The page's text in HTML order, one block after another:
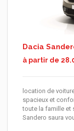
Dacia
à partir de
location de
spacieux et
toute la famille et
Sandero saura